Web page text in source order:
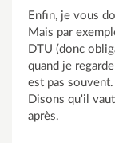
Enfin, je vous
Mais par
DTU (donc
quand je
est pas souvent.
Disons qu'il
après.